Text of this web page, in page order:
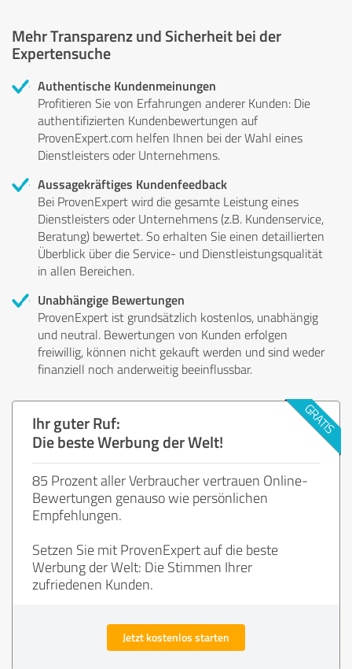
Mehr Transparenz und Sicherheit bei der
Expertensuche
Authentische Kundenmeinungen
Profitieren Sie von Erfahrungen anderer Kunden: Die
authentifizierten Kundenbewertungen auf
ProvenExpert.com helfen Ihnen bei der Wahl eines
Dienstleisters oder Unternehmens.
Aussagekräftiges Kundenfeedback
Bei ProvenExpert wird die gesamte Leistung eines
Dienstleisters oder Unternehmens (z.B. Kundenservice,
Beratung) bewertet. So erhalten Sie einen detaillierten
Überblick über die Service- und Dienstleistungsqualität
in allen Bereichen.
Unabhängige Bewertungen
ProvenExpert ist grundsätzlich kostenlos, unabhängig
und neutral. Bewertungen von Kunden erfolgen
freiwillig, können nicht gekauft werden und sind weder
finanziell noch anderweitig beeinflussbar.
Ihr guter Ruf:
Die beste Werbung der Welt!
85 Prozent aller Verbraucher vertrauen Online-
Bewertungen genauso wie persönlichen
Empfehlungen.
Setzen Sie mit ProvenExpert auf die beste
Werbung der Welt: Die Stimmen Ihrer
zufriedenen Kunden.
Jetzt kostenlos starten